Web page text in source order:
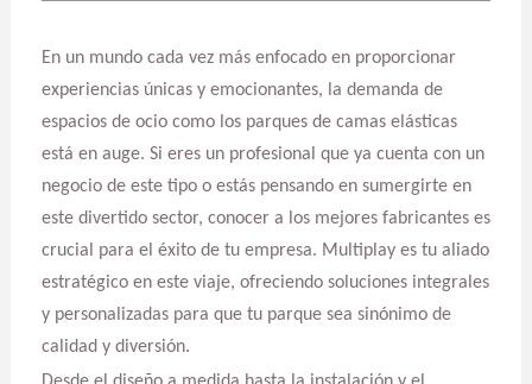
En un mundo cada vez más enfocado en proporcionar
experiencias únicas y emocionantes, la demanda de
espacios de ocio como los parques de camas elásticas
está en auge. Si eres un profesional que ya cuenta con un
negocio de este tipo o estás pensando en sumergirte en
este divertido sector, conocer a los mejores fabricantes es
crucial para el éxito de tu empresa. Multiplay es tu aliado
estratégico en este viaje, ofreciendo soluciones integrales
y personalizadas para que tu parque sea sinónimo de
calidad y diversión.